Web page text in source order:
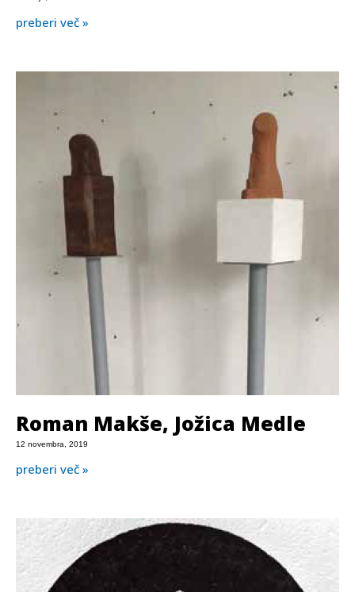
preberi več »
Roman Makše, Jožica Medle
12 novembra, 2019
preberi več »